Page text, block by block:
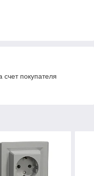
счет покупателя